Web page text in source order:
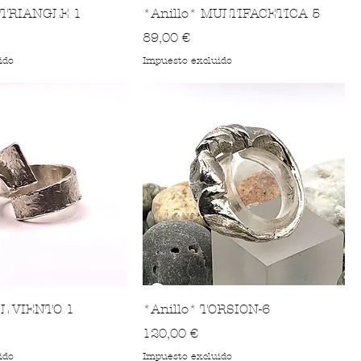
1
*Anillo* MULTIFACETICA 5
Precio
89,00 €
Impuesto excluido
VIENTO 1
*Anillo* TORSION-6
Precio
120,00 €
Impuesto excluido